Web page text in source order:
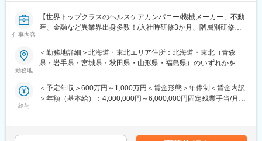
す。撮影からAIを搭載したソフトウエアによる診断支援、データ
管理、診療計画まで、デジタルワークフローをグループで完結で
変更の範囲：会社の定める業務
■業務の魅力
競合製品との差別化や新製品上市により、提案の幅が広がる環境
予定オペ中心で働きやすく、専門性を深めながら医療現場に貢献
できます。
東北エリアの担当、メインは宮城県を想定。
一部福島県、山形県、秋田県、青森県、岩手県（出張ベースでで
仕事内容
【世界トップクラスのヘルスケアカンパニー/機械メーカー、不動
産、金融など異業界出身多数！/入社時研修3か月、階層別研修な
シェアの製品多数/インセンティブ制度/入社想定日：2026年10月1
日】
★個人の裁量が大きく、年齢・性別関係・社歴関係なく活躍でき
る環境です！
勤務地
＜勤務地詳細＞北海道・東北エリア住所：北海道・東北（青森
県・岩手県・宮城県・秋田県・山形県・福島県）のいずれかを担
囲：会社の定める事業所
給与
＜予定年収＞600万円～1,000万円＜賃金形態＞年俸制＜賃金内訳
＞年額（基本給）：4,000,000円～6,000,000円固定残業手当/月：